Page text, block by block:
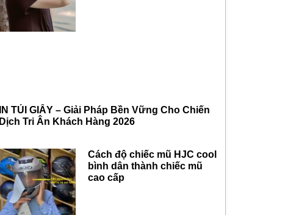
IN TÚI GIẤY – Giải Pháp Bền Vững Cho Chiến
Dịch Tri Ân Khách Hàng 2026
Cách độ chiếc mũ HJC cool
bình dân thành chiếc mũ
cao cấp